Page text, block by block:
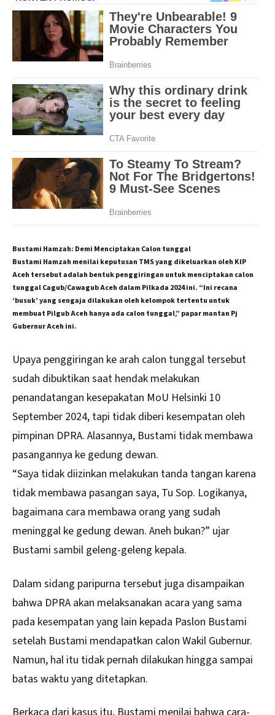
Bustami Hamzah: Demi Menciptakan Calon tunggal
Bustami Hamzah menilai keputusan TMS yang dikeluarkan oleh KIP
Aceh tersebut adalah bentuk penggiringan untuk menciptakan calon
tunggal Cagub/Cawagub Aceh dalam Pilkada 2024 ini. “Ini recana
‘busuk’ yang sengaja dilakukan oleh kelompok tertentu untuk
membuat Pilgub Aceh hanya ada calon tunggal,” papar mantan Pj
Gubernur Aceh ini.
Upaya penggiringan ke arah calon tunggal tersebut
sudah dibuktikan saat hendak melakukan
penandatangan kesepakatan MoU Helsinki 10
September 2024, tapi tidak diberi kesempatan oleh
pimpinan DPRA. Alasannya, Bustami tidak membawa
pasangannya ke gedung dewan.
“Saya tidak diizinkan melakukan tanda tangan karena
tidak membawa pasangan saya, Tu Sop. Logikanya,
bagaimana cara membawa orang yang sudah
meninggal ke gedung dewan. Aneh bukan?” ujar
Bustami sambil geleng-geleng kepala.
Dalam sidang paripurna tersebut juga disampaikan
bahwa DPRA akan melaksanakan acara yang sama
pada kesempatan yang lain kepada Paslon Bustami
setelah Bustami mendapatkan calon Wakil Gubernur.
Namun, hal itu tidak pernah dilakukan hingga sampai
batas waktu yang ditetapkan.